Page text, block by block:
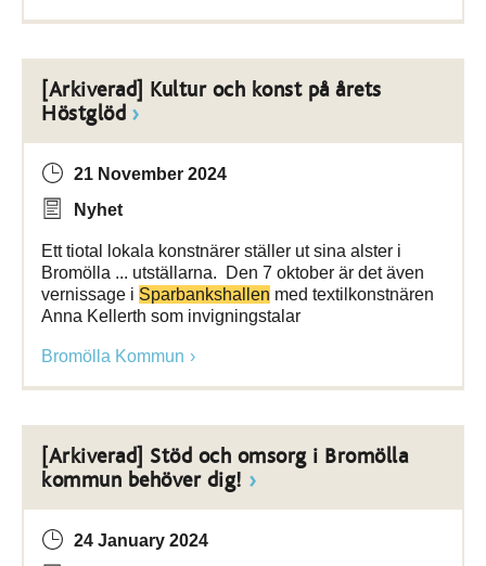
[Arkiverad] Kultur och konst på årets
Höstglöd
21 November 2024
Nyhet
Ett tiotal lokala konstnärer ställer ut sina alster i
Bromölla ... utställarna. Den 7 oktober är det även
vernissage i Sparbankshallen med textilkonstnären
Anna Kellerth som invigningstalar
Bromölla Kommun
[Arkiverad] Stöd och omsorg i Bromölla
kommun behöver dig!
24 January 2024